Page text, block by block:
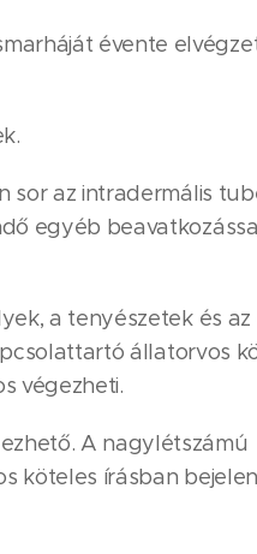
évente
az intradermális
egyéb
a tenyészetek és az
állatorvos
végezheti.
A nagylétszámú
köteles írásban